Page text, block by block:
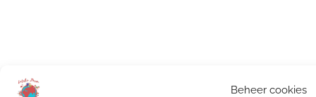
Beheer cookies